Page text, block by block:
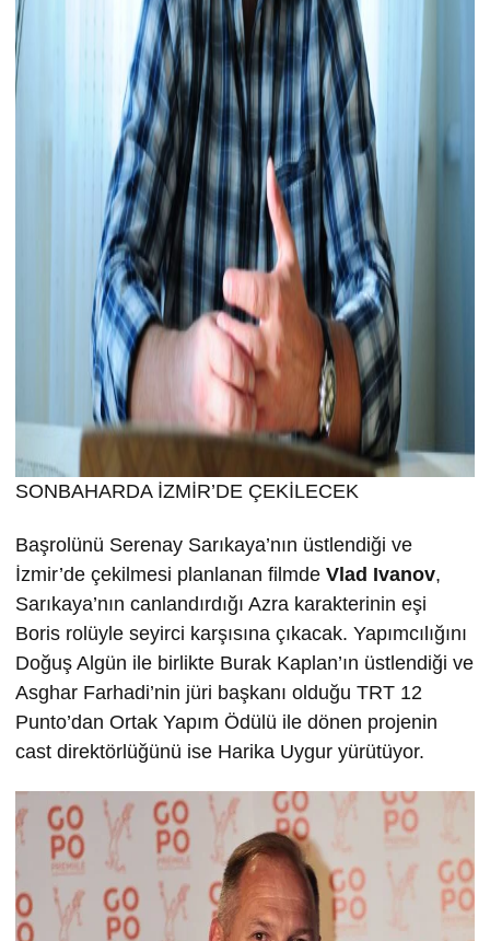
SONBAHARDA İZMİR’DE ÇEKİLECEK
Başrolünü Serenay Sarıkaya’nın üstlendiği ve
İzmir’de çekilmesi planlanan filmde Vlad Ivanov,
Sarıkaya’nın canlandırdığı Azra karakterinin eşi
Boris rolüyle seyirci karşısına çıkacak. Yapımcılığını
Doğuş Algün ile birlikte Burak Kaplan’ın üstlendiği ve
Asghar Farhadi’nin jüri başkanı olduğu TRT 12
Punto’dan Ortak Yapım Ödülü ile dönen projenin
cast direktörlüğünü ise Harika Uygur yürütüyor.